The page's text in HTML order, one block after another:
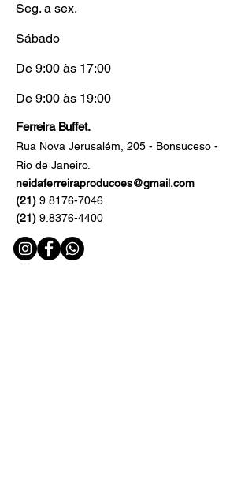
Seg. a sex.
Sábado
De 9:00 às 17:00
De 9:00 às 19:00
Ferreira Buffet.
Rua Nova Jerusalém, 205 - Bonsuceso -
Rio de Janeiro.
neidaferreiraproducoes@gmail.com
(21) 9.8176-7046
(21) 9.8376-4400